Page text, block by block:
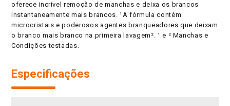
oferece incrível remoção de manchas e deixa os brancos
instantaneamente mais brancos. ¹A fórmula contém
microcristais e poderosos agentes branqueadores que deixam
o branco mais branco na primeira lavagem². ¹ e ² Manchas e
Condições testadas.
Especificações